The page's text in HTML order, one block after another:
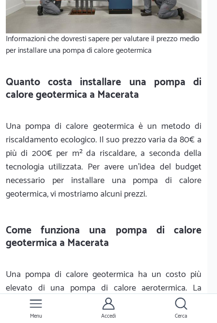
Informazioni che dovresti sapere per valutare il prezzo medio
per installare una pompa di calore geotermica
Quanto costa installare una pompa di
calore geotermica a Macerata
Una pompa di calore geotermica è un metodo di
riscaldamento ecologico. Il suo prezzo varia da 80€ a
più di 200€ per m² da riscaldare, a seconda della
tecnologia utilizzata. Per avere un'idea del budget
necessario per installare una pompa di calore
geotermica, vi mostriamo alcuni prezzi.
Come funziona una pompa di calore
geotermica a Macerata
Una pompa di calore geotermica ha un costo più
elevato di una pompa di calore aerotermica. La
pompa di calore geotermica è paragonabile a una
pompa di calore idrotermica che recupera il calore
Menu Accedi Cerca